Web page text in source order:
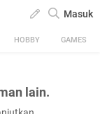
Masuk
HOBBY GAMES
lain.